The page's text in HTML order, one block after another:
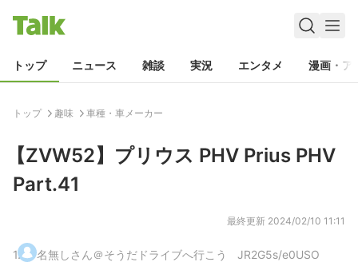
トップ ニュース 雑談 実況 エンタメ 漫画・ア
トップ 趣味 車種・車メーカー
【ZVW52】プリウス PHV Prius PHV
Part.41
最終更新 2024/02/10 11:11
1. 名無しさん＠そうだドライブへ行こう JR2G5s/e0USO